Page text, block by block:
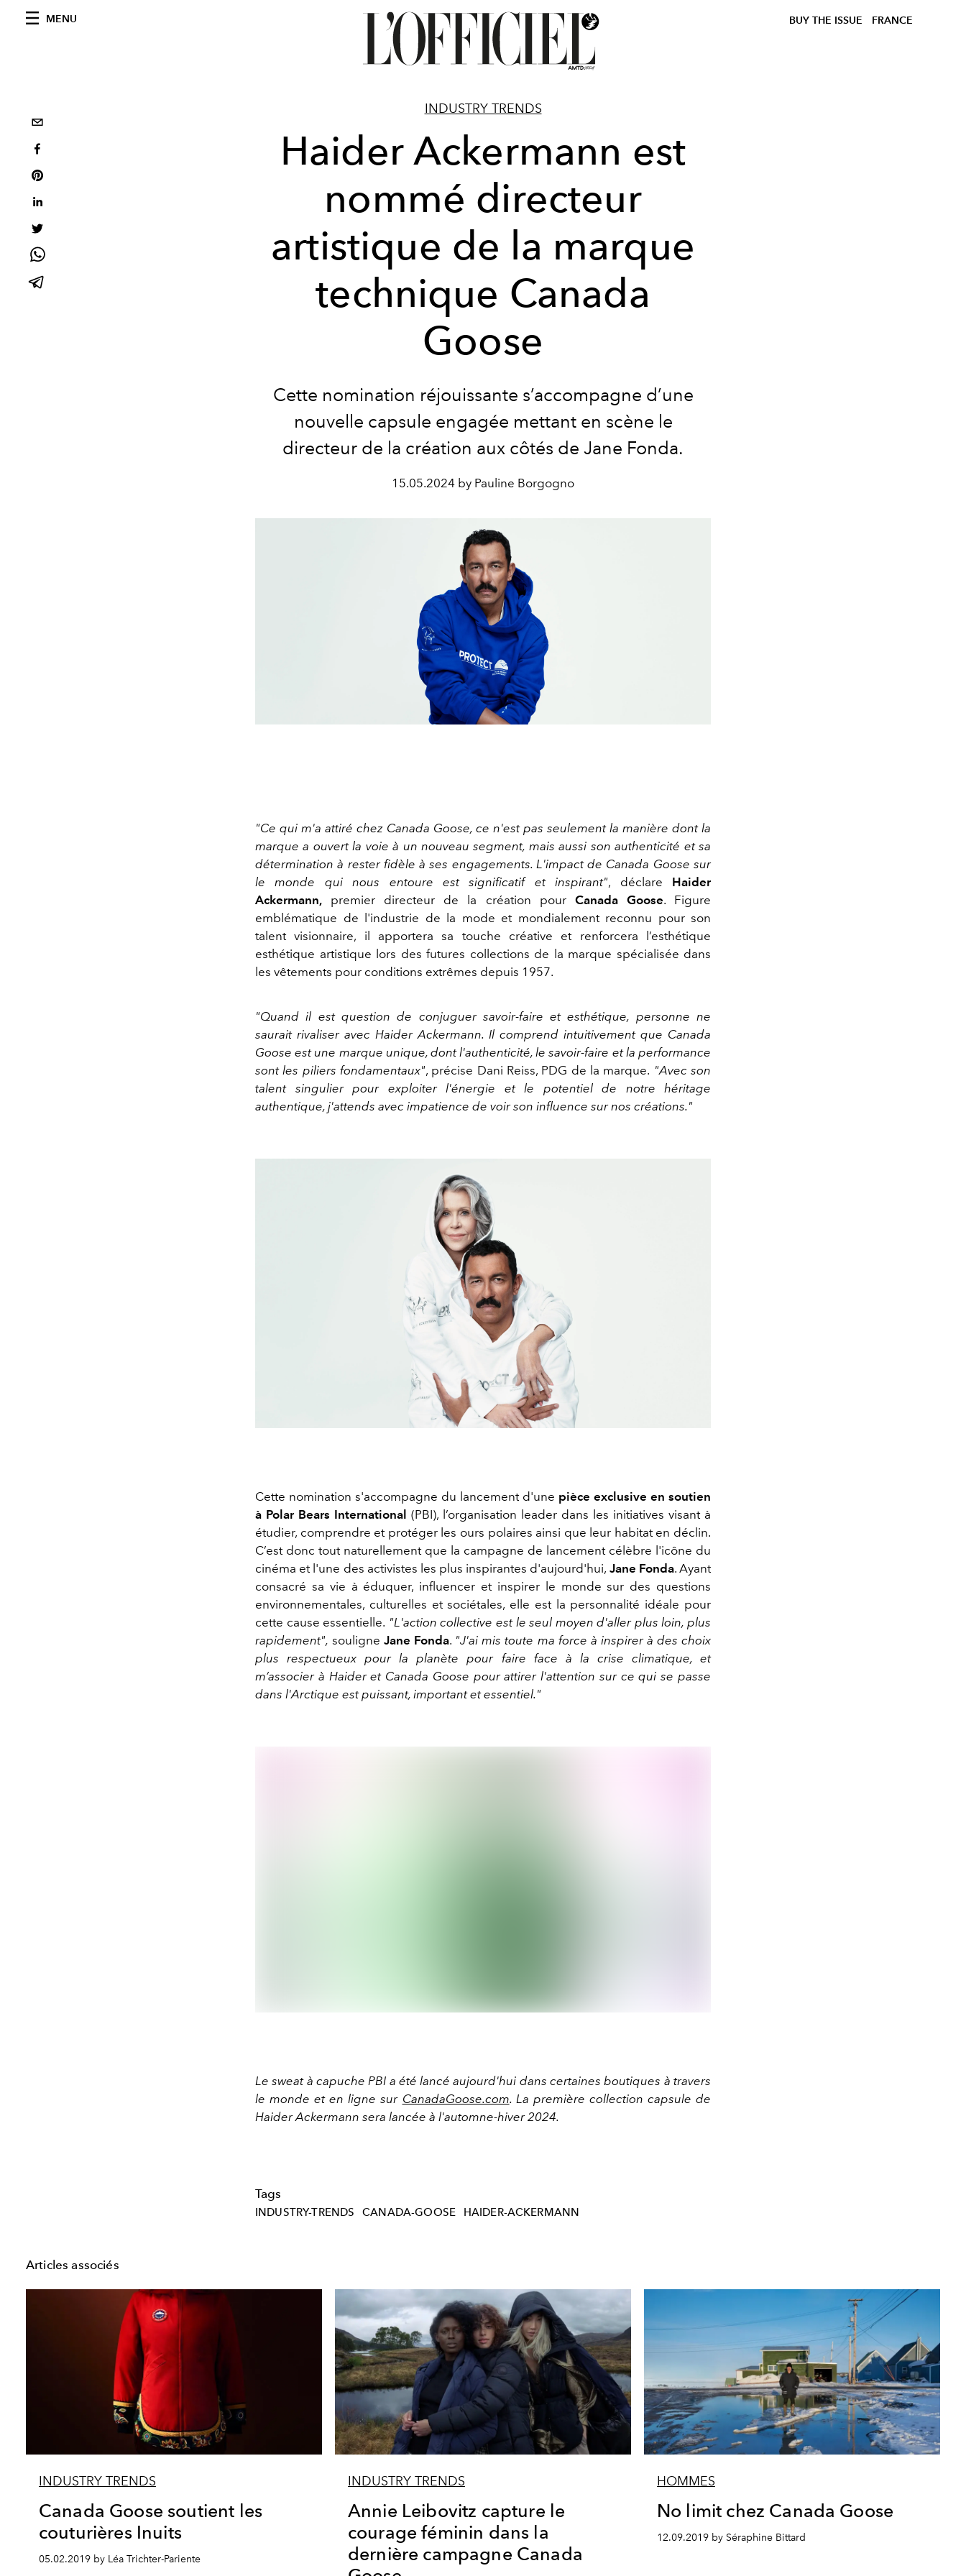
MENU BUY THE ISSUE FRANCE
INDUSTRY TRENDS
Haider Ackermann est
nommé directeur
artistique de la marque
technique Canada
Goose
Cette nomination réjouissante s’accompagne d’une
nouvelle capsule engagée mettant en scène le
directeur de la création aux côtés de Jane Fonda.
15.05.2024 by Pauline Borgogno
"Ce qui m'a attiré chez Canada Goose, ce n'est pas seulement la manière dont la
marque a ouvert la voie à un nouveau segment, mais aussi son authenticité et sa
détermination à rester fidèle à ses engagements. L'impact de Canada Goose sur
le monde qui nous entoure est significatif et inspirant", déclare Haider
Ackermann, premier directeur de la création pour Canada Goose. Figure
emblématique de l'industrie de la mode et mondialement reconnu pour son
talent visionnaire, il apportera sa touche créative et renforcera l’esthétique
esthétique artistique lors des futures collections de la marque spécialisée dans
les vêtements pour conditions extrêmes depuis 1957.
"Quand il est question de conjuguer savoir-faire et esthétique, personne ne
saurait rivaliser avec Haider Ackermann. Il comprend intuitivement que Canada
Goose est une marque unique, dont l'authenticité, le savoir-faire et la performance
sont les piliers fondamentaux", précise Dani Reiss, PDG de la marque. "Avec son
talent singulier pour exploiter l'énergie et le potentiel de notre héritage
authentique, j'attends avec impatience de voir son influence sur nos créations."
Cette nomination s'accompagne du lancement d'une pièce exclusive en soutien
à Polar Bears International (PBI), l’organisation leader dans les initiatives visant à
étudier, comprendre et protéger les ours polaires ainsi que leur habitat en déclin.
C’est donc tout naturellement que la campagne de lancement célèbre l'icône du
cinéma et l'une des activistes les plus inspirantes d'aujourd'hui, Jane Fonda. Ayant
consacré sa vie à éduquer, influencer et inspirer le monde sur des questions
environnementales, culturelles et sociétales, elle est la personnalité idéale pour
cette cause essentielle. "L'action collective est le seul moyen d'aller plus loin, plus
rapidement", souligneJane Fonda. "J'ai mis toute ma force à inspirer à des choix
plus respectueux pour la planète pour faire face à la crise climatique, et
m’associer à Haider et Canada Goose pour attirer l'attention sur ce qui se passe
dans l'Arctique est puissant, important et essentiel."
Le sweat à capuche PBI a été lancé aujourd'hui dans certaines boutiques à travers
le monde et en ligne sur CanadaGoose.com. La première collection capsule de
Haider Ackermann sera lancée à l'automne-hiver 2024.
Tags
INDUSTRY-TRENDS CANADA-GOOSE HAIDER-ACKERMANN
Articles associés
INDUSTRY TRENDS
Canada Goose soutient les
couturières Inuits
05.02.2019 by Léa Trichter-Pariente
INDUSTRY TRENDS
Annie Leibovitz capture le
courage féminin dans la
dernière campagne Canada
HOMMES
No limit chez Canada Goose
12.09.2019 by Séraphine Bittard